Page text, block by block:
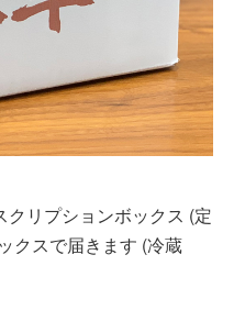
リプションボックス (定
クスで届きます (冷蔵